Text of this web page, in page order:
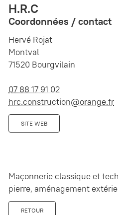
H.R.C
Coordonnées / contact
Hervé Rojat
Montval
71520 Bourgvilain
07 88 17 91 02
hrc.construction@orange.fr
SITE WEB
Maçonnerie classique et
pierre, aménagement
RETOUR